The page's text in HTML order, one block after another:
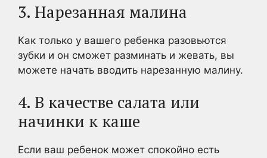
3. Нарезанная малина
Как только у вашего ребенка разовьются
зубки и он сможет разминать и жевать, вы
можете начать вводить нарезанную малину.
4. В качестве салата или
начинки к каше
Если ваш ребенок может спокойно есть